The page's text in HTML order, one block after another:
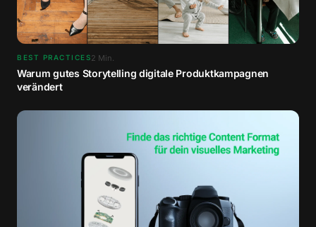
BEST PRACTICES2 Min.
Warum gutes Storytelling digitale Produktkampagnen
verändert